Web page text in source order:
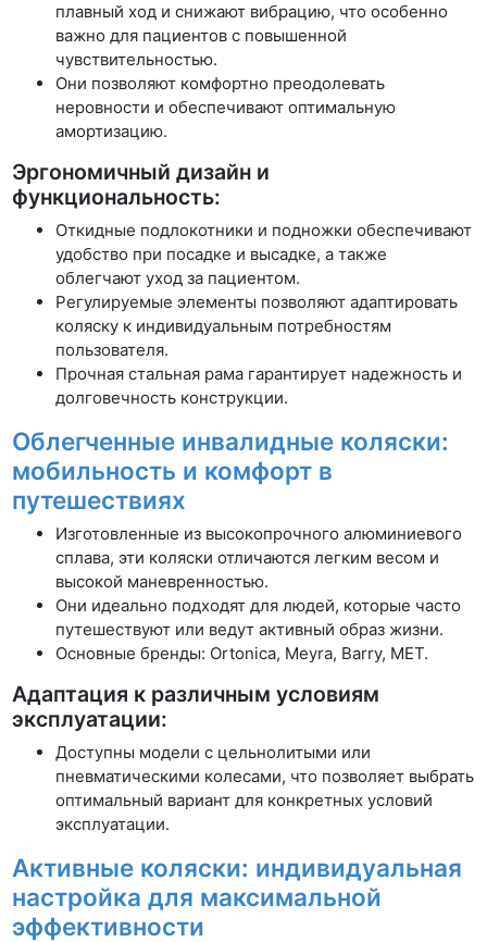
плавный ход и снижают вибрацию, что особенно
важно для пациентов с повышенной
чувствительностью.
Они позволяют комфортно преодолевать
неровности и обеспечивают оптимальную
амортизацию.
Эргономичный дизайн и
функциональность:
Откидные подлокотники и подножки обеспечивают
удобство при посадке и высадке, а также
облегчают уход за пациентом.
Регулируемые элементы позволяют адаптировать
коляску к индивидуальным потребностям
пользователя.
Прочная стальная рама гарантирует надежность и
долговечность конструкции.
Облегченные инвалидные коляски:
мобильность и комфорт в
путешествиях
Изготовленные из высокопрочного алюминиевого
сплава, эти коляски отличаются легким весом и
высокой маневренностью.
Они идеально подходят для людей, которые часто
путешествуют или ведут активный образ жизни.
Основные бренды: Ortonica, Meyra, Barry, MET.
Адаптация к различным условиям
эксплуатации:
Доступны модели с цельнолитыми или
пневматическими колесами, что позволяет выбрать
оптимальный вариант для конкретных условий
эксплуатации.
Активные коляски: индивидуальная
настройка для максимальной
эффективности